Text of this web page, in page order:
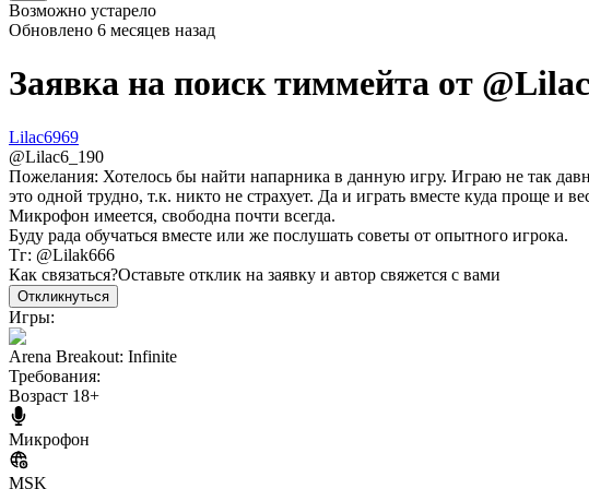
Возможно устарело
Обновлено 6 месяцев назад
Заявка на поиск тиммейта от @
Lilac6969
@Lilac6_190
Пожелания: Хотелось бы найти напарника в данную игру. Играю не так
это одной трудно, т.к. никто не страхует. Да и играть вместе куда проще и
Микрофон имеется, свободна почти всегда.
Буду рада обучаться вместе или же послушать советы от опытного игрока.
Тг: @Lilak666
Как связаться?Оставьте отклик на заявку и автор свяжется с вами
Откликнуться
Игры:
Arena Breakout: Infinite
Требования:
Возраст 18+
Микрофон
MSK